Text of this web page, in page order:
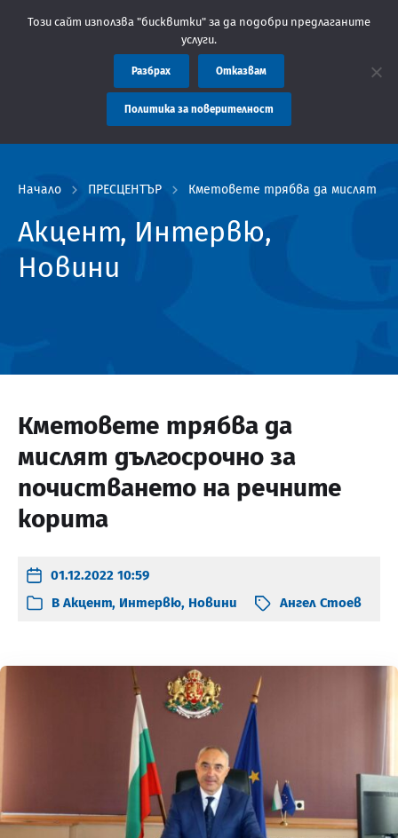
администрация Пловдив препоръчва заплащането на
Начало ПРЕСЦЕНТЪР Кметовете трябва да мислят
Акцент, Интервю,
Новини
Кметовете трябва да
мислят дългосрочно за
почистването на речните
корита
01.12.2022 10:59
В Акцент, Интервю, Новини Ангел Стоев
Този сайт използва "бисквитки" за да подобри предлаганите
услуги.
Разбрах Отказвам
Политика за поверителност